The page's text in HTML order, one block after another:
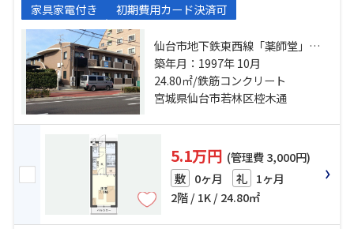
家具家電付き 初期費用カード決済可
仙台市地下鉄東西線「薬師堂」
駅 徒歩9分 仙石線「榴ケ岡」駅 徒
歩22分 仙台市営南北線「河原町」
駅 徒歩22分
築年月：1997年 10月
24.80㎡/鉄筋コンクリート
宮城県仙台市若林区椌木通
5.1万円 (管理費 3,000円)
敷 0ヶ月 礼 1ヶ月
2階 / 1K / 24.80㎡